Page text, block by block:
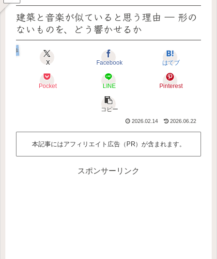
建築と音楽が似ていると思う理由 ― 形の
ないものを、どう響かせるか
建築とアニメ
X Facebook はてブ
Pocket LINE Pinterest
コピー
2026.02.14 2026.06.22
本記事にはアフィリエイト広告（PR）が含まれます。
スポンサーリンク